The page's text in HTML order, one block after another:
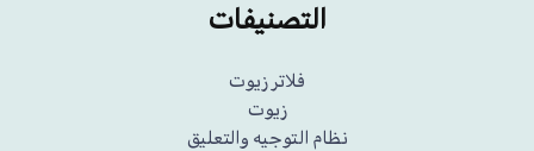
التصنيفات
فلاتر زيوت
زيوت
نظام التوجيه والتعليق